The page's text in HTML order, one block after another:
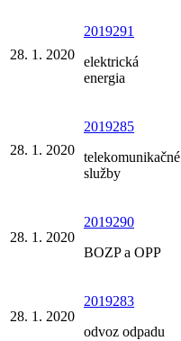
28. 1. 2020
2019291
elektrická
energia
28. 1. 2020
2019285
telekomunikačné
služby
28. 1. 2020
2019290
BOZP a OPP
28. 1. 2020
2019283
odvoz odpadu